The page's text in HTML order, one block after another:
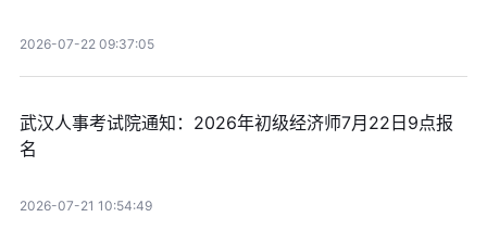
2026-07-22 09:37:05
武汉人事考试院通知：2026年初级经济师7月22日9点报
名
2026-07-21 10:54:49